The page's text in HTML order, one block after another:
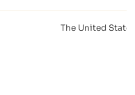
The United States